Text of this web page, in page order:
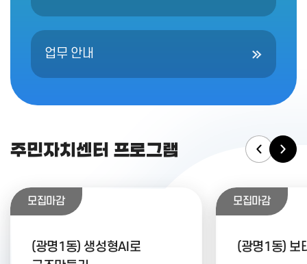
업무 안내
주민자치센터 프로그램
모집마감
(광명1동) 생성형AI로
모집마감
(광명1동) 보